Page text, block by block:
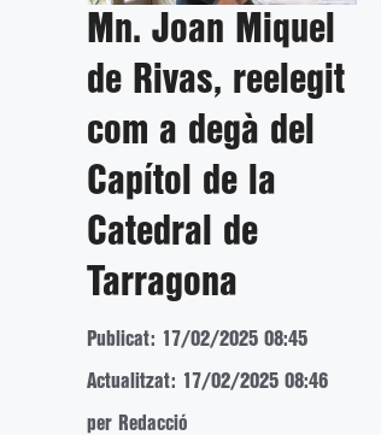
Mn. Joan Miquel
de Rivas, reelegit
com a degà del
Capítol de la
Catedral de
Tarragona
Publicat: 17/02/2025 08:45
Actualitzat: 17/02/2025 08:46
per Redacció